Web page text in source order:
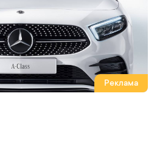
Реклама